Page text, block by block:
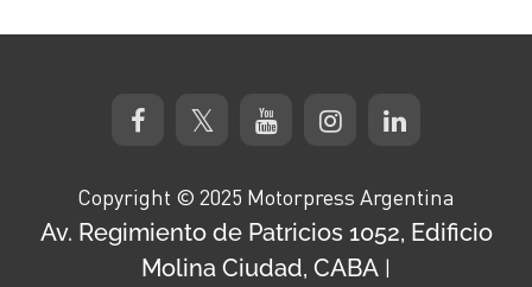
Copyright © 2025 Motorpress Argentina
Av. Regimiento de Patricios 1052, Edificio
Molina Ciudad, CABA |